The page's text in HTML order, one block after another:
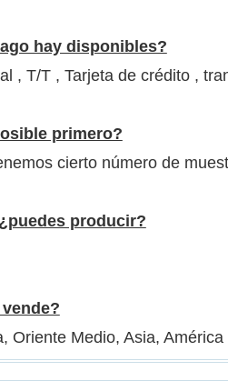
hay disponibles?
, T/T , Tarjeta de crédito ,
primero?
cierto número de
producir?
Oriente Medio, Asia,